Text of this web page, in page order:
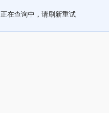
正在查询中，请刷新重试